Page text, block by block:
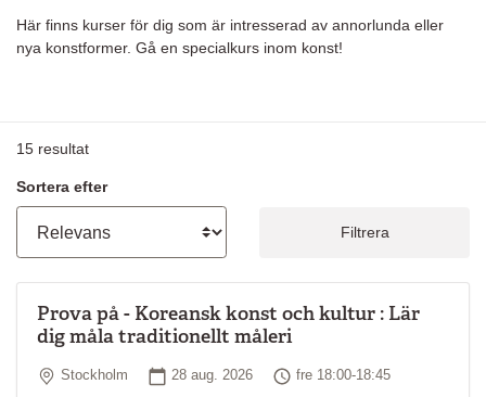
Här finns kurser för dig som är intresserad av annorlunda eller
nya konstformer. Gå en specialkurs inom konst!
15 resultat
Sortera efter
Filtrera
Prova på - Koreansk konst och kultur : Lär
dig måla traditionellt måleri
Plats
Stockholm Startdatum
28 aug. 2026 Tid
fre 18:00-18:45